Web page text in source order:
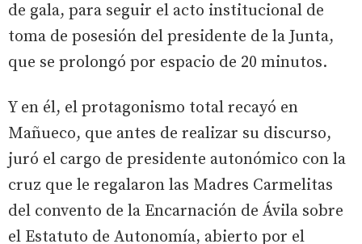
de gala, para seguir el acto institucional de
toma de posesión del presidente de la Junta,
que se prolongó por espacio de 20 minutos.
Y en él, el protagonismo total recayó en
Mañueco, que antes de realizar su discurso,
juró el cargo de presidente autonómico con la
cruz que le regalaron las Madres Carmelitas
del convento de la Encarnación de Ávila sobre
el Estatuto de Autonomía, abierto por el